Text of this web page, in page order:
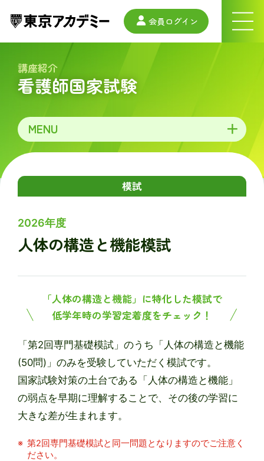
会員ログイン
ュ
ー
講座紹介
看護師国家試験
MENU
模試
2026年度
人体の構造と機能模試
「人体の構造と機能」に特化した模試で
低学年時の学習定着度をチェック！
「第2回専門基礎模試」のうち「人体の構造と機能
(50問)」のみを受験していただく模試です。
国家試験対策の土台である「人体の構造と機能」
の弱点を早期に理解することで、その後の学習に
大きな差が生まれます。
第2回専門基礎模試と同一問題となりますのでご注意く
ださい。